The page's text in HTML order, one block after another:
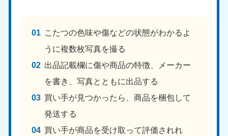
こたつの色味や傷などの状態がわかるよ
うに複数枚写真を撮る
出品記載欄に傷や商品の特徴、メーカー
を書き、写真とともに出品する
買い手が見つかったら、商品を梱包して
発送する
買い手が商品を受け取って評価されれ